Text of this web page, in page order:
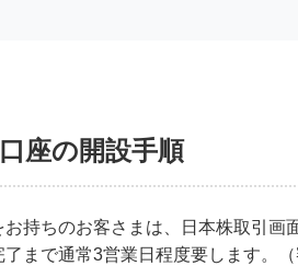
座の開設手順
持ちのお客さまは、日本株取引
まで通常3営業日程度要します。